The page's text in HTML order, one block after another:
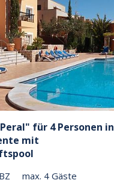
für 4 Personen in
mit
max. 4 Gäste